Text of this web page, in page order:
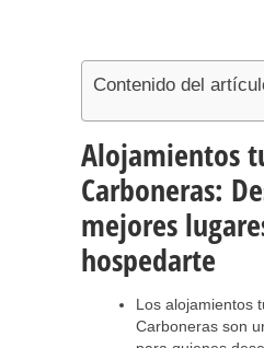
Contenido del
Alojamientos
Carboneras:
mejores
hospedarte
Los alojamientos
Carboneras son